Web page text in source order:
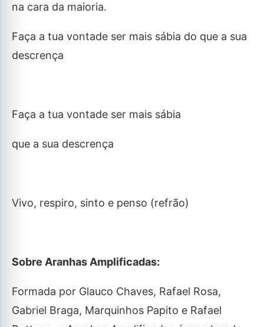
na cara da maioria.
Faça a tua vontade ser mais sábia do que a sua
descrença
Faça a tua vontade ser mais sábia
que a sua descrença
Vivo, respiro, sinto e penso (refrão)
Sobre Aranhas Amplificadas:
Formada por Glauco Chaves, Rafael Rosa,
Gabriel Braga, Marquinhos Papito e Rafael